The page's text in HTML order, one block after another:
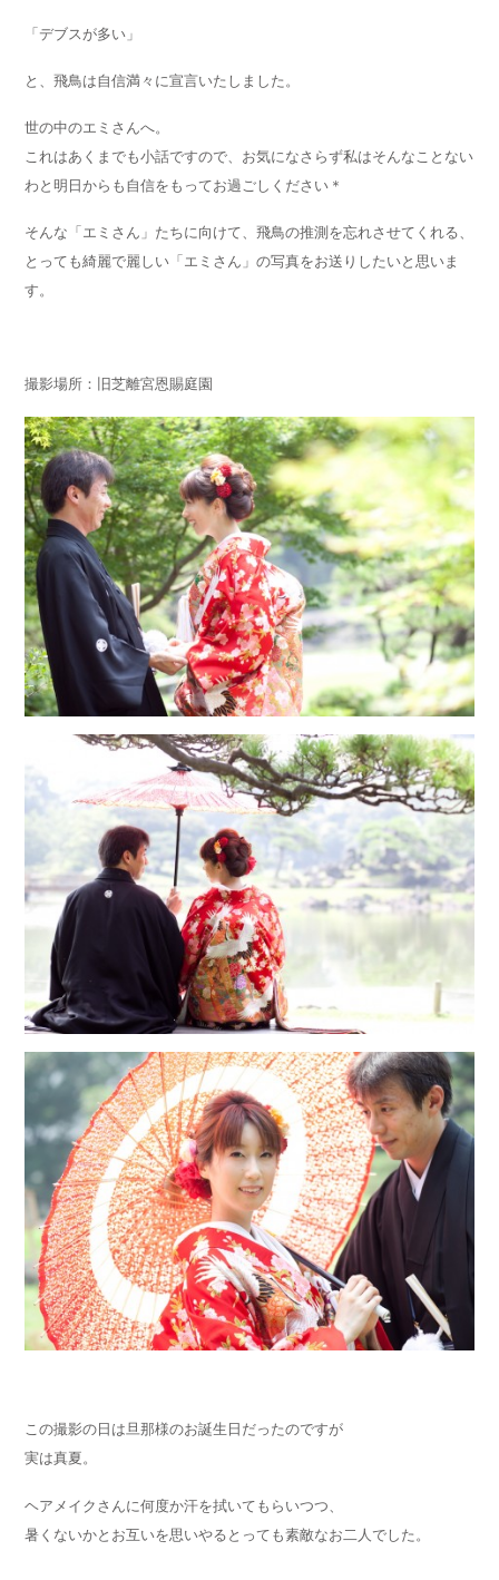
「デブスが多い」
と、飛鳥は自信満々に宣言いたしました。
世の中のエミさんへ。
これはあくまでも小話ですので、お気になさらず私はそんなことない
わと明日からも自信をもってお過ごしください＊
そんな「エミさん」たちに向けて、飛鳥の推測を忘れさせてくれる、
とっても綺麗で麗しい「エミさん」の写真をお送りしたいと思いま
す。
撮影場所：旧芝離宮恩賜庭園
この撮影の日は旦那様のお誕生日だったのですが
実は真夏。
ヘアメイクさんに何度か汗を拭いてもらいつつ、
暑くないかとお互いを思いやるとっても素敵なお二人でした。